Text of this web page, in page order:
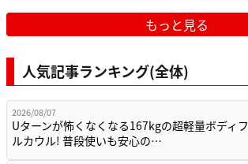
もっと見る
人気記事ランキング(全体)
2026/08/07
Uターンが怖くなくなる167kgの超軽量ボディフ
ルカウル! 普段使いも安心の…